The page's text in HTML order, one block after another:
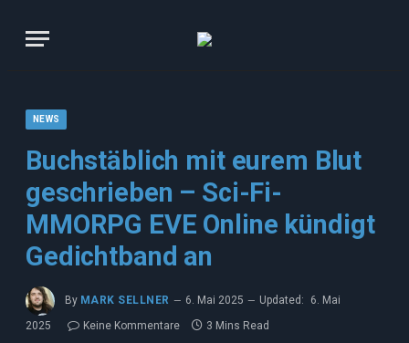
NEWS
Buchstäblich mit eurem Blut
geschrieben – Sci-Fi-
MMORPG EVE Online kündigt
Gedichtband an
By MARK SELLNER 6. Mai 2025 Updated:
6. Mai
2025
Keine Kommentare 3 Mins Read